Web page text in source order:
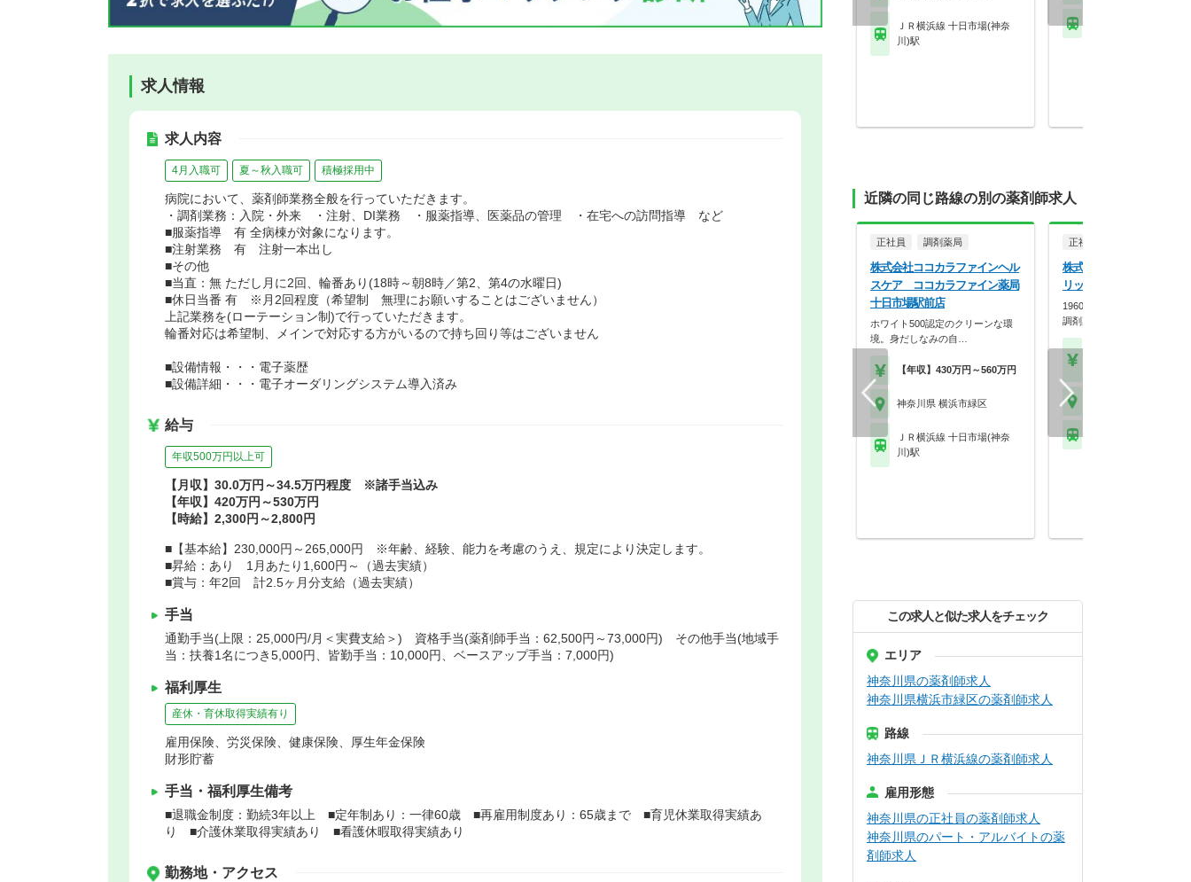
求人情報
求人内容
4月入職可 夏～秋入職可 積極採用中
病院において、薬剤師業務全般を行っていただきます。
・調剤業務：入院・外来 ・注射、DI業務 ・服薬指導、医薬品の管理 ・在宅への訪問指導 など
■服薬指導 有 全病棟が対象になります。
■注射業務 有 注射一本出し
■その他
■当直：無 ただし月に2回、輪番あり(18時～朝8時／第2、第4の水曜日)
■休日当番 有 ※月2回程度（希望制 無理にお願いすることはございません）
上記業務を(ローテーション制)で行っていただきます。
輪番対応は希望制、メインで対応する方がいるので持ち回り等はございません
■設備情報・・・電子薬歴
■設備詳細・・・電子オーダリングシステム導入済み
給与
年収500万円以上可
【月収】30.0万円～34.5万円程度 ※諸手当込み
【年収】420万円～530万円
【時給】2,300円～2,800円
■【基本給】230,000円～265,000円 ※年齢、経験、能力を考慮のうえ、規定により決定します。
■昇給：あり 1月あたり1,600円～（過去実績）
■賞与：年2回 計2.5ヶ月分支給（過去実績）
手当
通勤手当(上限：25,000円/月＜実費支給＞) 資格手当(薬剤師手当：62,500円～73,000円) その他手当(地域手
当：扶養1名につき5,000円、皆勤手当：10,000円、ベースアップ手当：7,000円)
福利厚生
産休・育休取得実績有り
雇用保険、労災保険、健康保険、厚生年金保険
財形貯蓄
手当・福利厚生備考
■退職金制度：勤続3年以上 ■定年制あり：一律60歳 ■再雇用制度あり：65歳まで ■育児休業取得実績あ
り ■介護休業取得実績あり ■看護休暇取得実績あり
勤務地・アクセス
ＪＲ横浜線 十日市場(神奈
川)駅
近隣の同じ路線の別の薬剤師求人
正社員 調剤薬局
株式会社ココカラファインヘル
スケア ココカラファイン薬局
十日市場駅前店
ホワイト500認定のクリーンな環
境。身だしなみの自…
【年収】430万円～560万円
神奈川県 横浜市緑区
ＪＲ横浜線 十日市場(神奈
川)駅
正社員
株式会社大信薬局 株式
リット 大信薬局長津田店
1960年創業。地域に必要と
調剤薬局・ドラッ…
この求人と似た求人をチェック
エリア
神奈川県の薬剤師求人
神奈川県横浜市緑区の薬剤師求人
路線
神奈川県ＪＲ横浜線の薬剤師求人
雇用形態
神奈川県の正社員の薬剤師求人
神奈川県のパート・アルバイトの薬
剤師求人